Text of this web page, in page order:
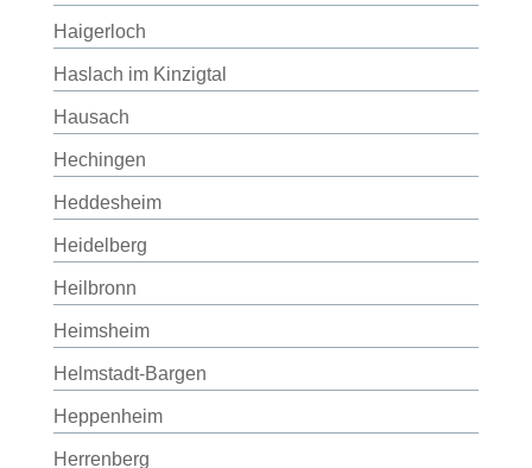
Haigerloch
Haslach im Kinzigtal
Hausach
Hechingen
Heddesheim
Heidelberg
Heilbronn
Heimsheim
Helmstadt-Bargen
Heppenheim
Herrenberg